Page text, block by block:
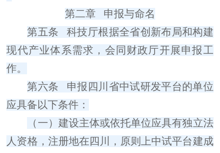
第二章
申报与命名
第五条
科技厅根据全省创新布局和构建
现代产业体系需求， 会同财政厅开展申报工
作。
第六条
申报四川省中试研发平台的单位
应具备以下条件：
（一） 建设主体或依托单位应具有独立法
人资格，注册地在四川，原则上中试平台建成